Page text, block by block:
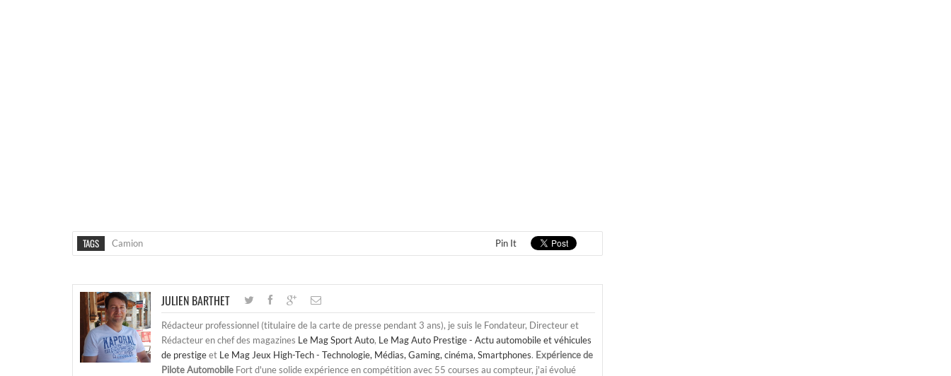
TAGS Camion Pin It
JULIEN BARTHET
Rédacteur professionnel (titulaire de la carte de presse pendant 3 ans), je suis le Fondateur, Directeur et
Rédacteur en chef des magazines Le Mag Sport Auto, Le Mag Auto Prestige - Actu automobile et véhicules
de prestigeet Le Mag Jeux High-Tech - Technologie, Médias, Gaming, cinéma, Smartphones. Expérience de
Pilote Automobile Fort d'une solide expérience en compétition avec 55 courses au compteur, j'ai évolué